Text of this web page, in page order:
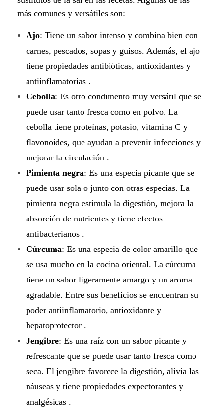
más comunes y versátiles son:
Ajo: Tiene un sabor intenso y combina bien con
carnes, pescados, sopas y guisos. Además, el ajo
tiene propiedades antibióticas, antioxidantes y
antiinflamatorias .
Cebolla: Es otro condimento muy versátil que se
puede usar tanto fresca como en polvo. La
cebolla tiene proteínas, potasio, vitamina C y
flavonoides, que ayudan a prevenir infecciones y
mejorar la circulación .
Pimienta negra: Es una especia picante que se
puede usar sola o junto con otras especias. La
pimienta negra estimula la digestión, mejora la
absorción de nutrientes y tiene efectos
antibacterianos .
Cúrcuma: Es una especia de color amarillo que
se usa mucho en la cocina oriental. La cúrcuma
tiene un sabor ligeramente amargo y un aroma
agradable. Entre sus beneficios se encuentran su
poder antiinflamatorio, antioxidante y
hepatoprotector .
Jengibre: Es una raíz con un sabor picante y
refrescante que se puede usar tanto fresca como
seca. El jengibre favorece la digestión, alivia las
náuseas y tiene propiedades expectorantes y
analgésicas .